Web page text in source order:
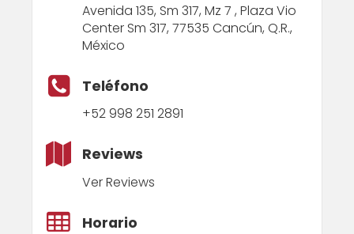
Avenida 135, Sm 317, Mz 7 , Plaza Vio
Center Sm 317, 77535 Cancún, Q.R.,
México
Teléfono
+52 998 251 2891
Reviews
Ver Reviews
Horario